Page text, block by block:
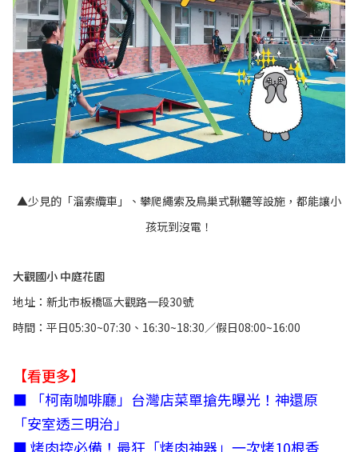
▲少見的「溜索纜車」、攀爬繩索及鳥巢式鞦韆等設施，都能讓小
孩玩到沒電！
大觀國小 中庭花園
地址：新北市板橋區大觀路一段30號
時間：平日05:30~07:30、16:30~18:30／假日08:00~16:00
【看更多】
■
「柯南咖啡廳」台灣店菜單搶先曝光！神還原
「安室透三明治」
■烤肉控必備！最狂「烤肉神器」一次烤10根香